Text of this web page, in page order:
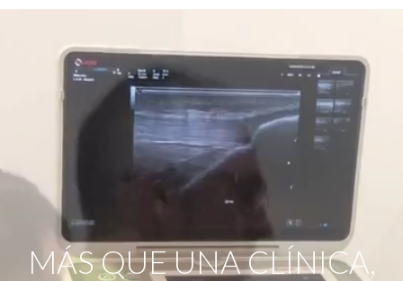
MÁS QUE UNA CLÍNICA,